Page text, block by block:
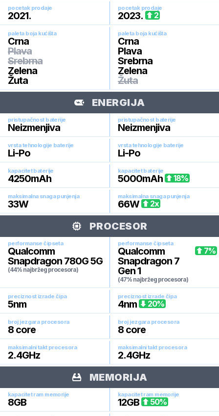
pocetak prodaje
2021.
pocetak prodaje
2023. 2
paleta boja kućišta
Crna
Plava
Srebrna
Zelena
Žuta
paleta boja kućišta
Crna
Plava
Srebrna
Zelena
Žuta
ENERGIJA
pristupačnost baterije
Neizmenjiva
pristupačnost baterije
Neizmenjiva
vrsta tehnologije baterije
Li-Po
vrsta tehnologije baterije
Li-Po
kapacitet baterije
4250mAh
kapacitet baterije
5000mAh 18%
maksimalna snaga punjenja
33W
maksimalna snaga punjenja
66W 2x
PROCESOR
performanse čipseta
Qualcomm
Snapdragon 780G 5G
(44% najbržeg procesora)
performanse čipseta
Qualcomm
Snapdragon 7
Gen 1
(47% najbržeg procesora)
7%
preciznost izrade čipa
5nm
preciznost izrade čipa
4nm 20%
broj jezgara procesora
8 core
broj jezgara procesora
8 core
maksimalni takt procesora
2.4GHz
maksimalni takt procesora
2.4GHz
MEMORIJA
kapacitet ram memorije
8GB
kapacitet ram memorije
12GB 50%